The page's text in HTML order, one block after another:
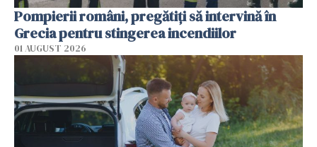
Pompierii români, pregătiţi să intervină în
Grecia pentru stingerea incendiilor
01 AUGUST 2026